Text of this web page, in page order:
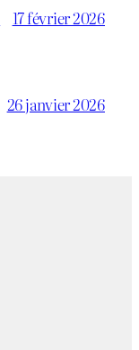
17 février 2026
26 janvier 2026